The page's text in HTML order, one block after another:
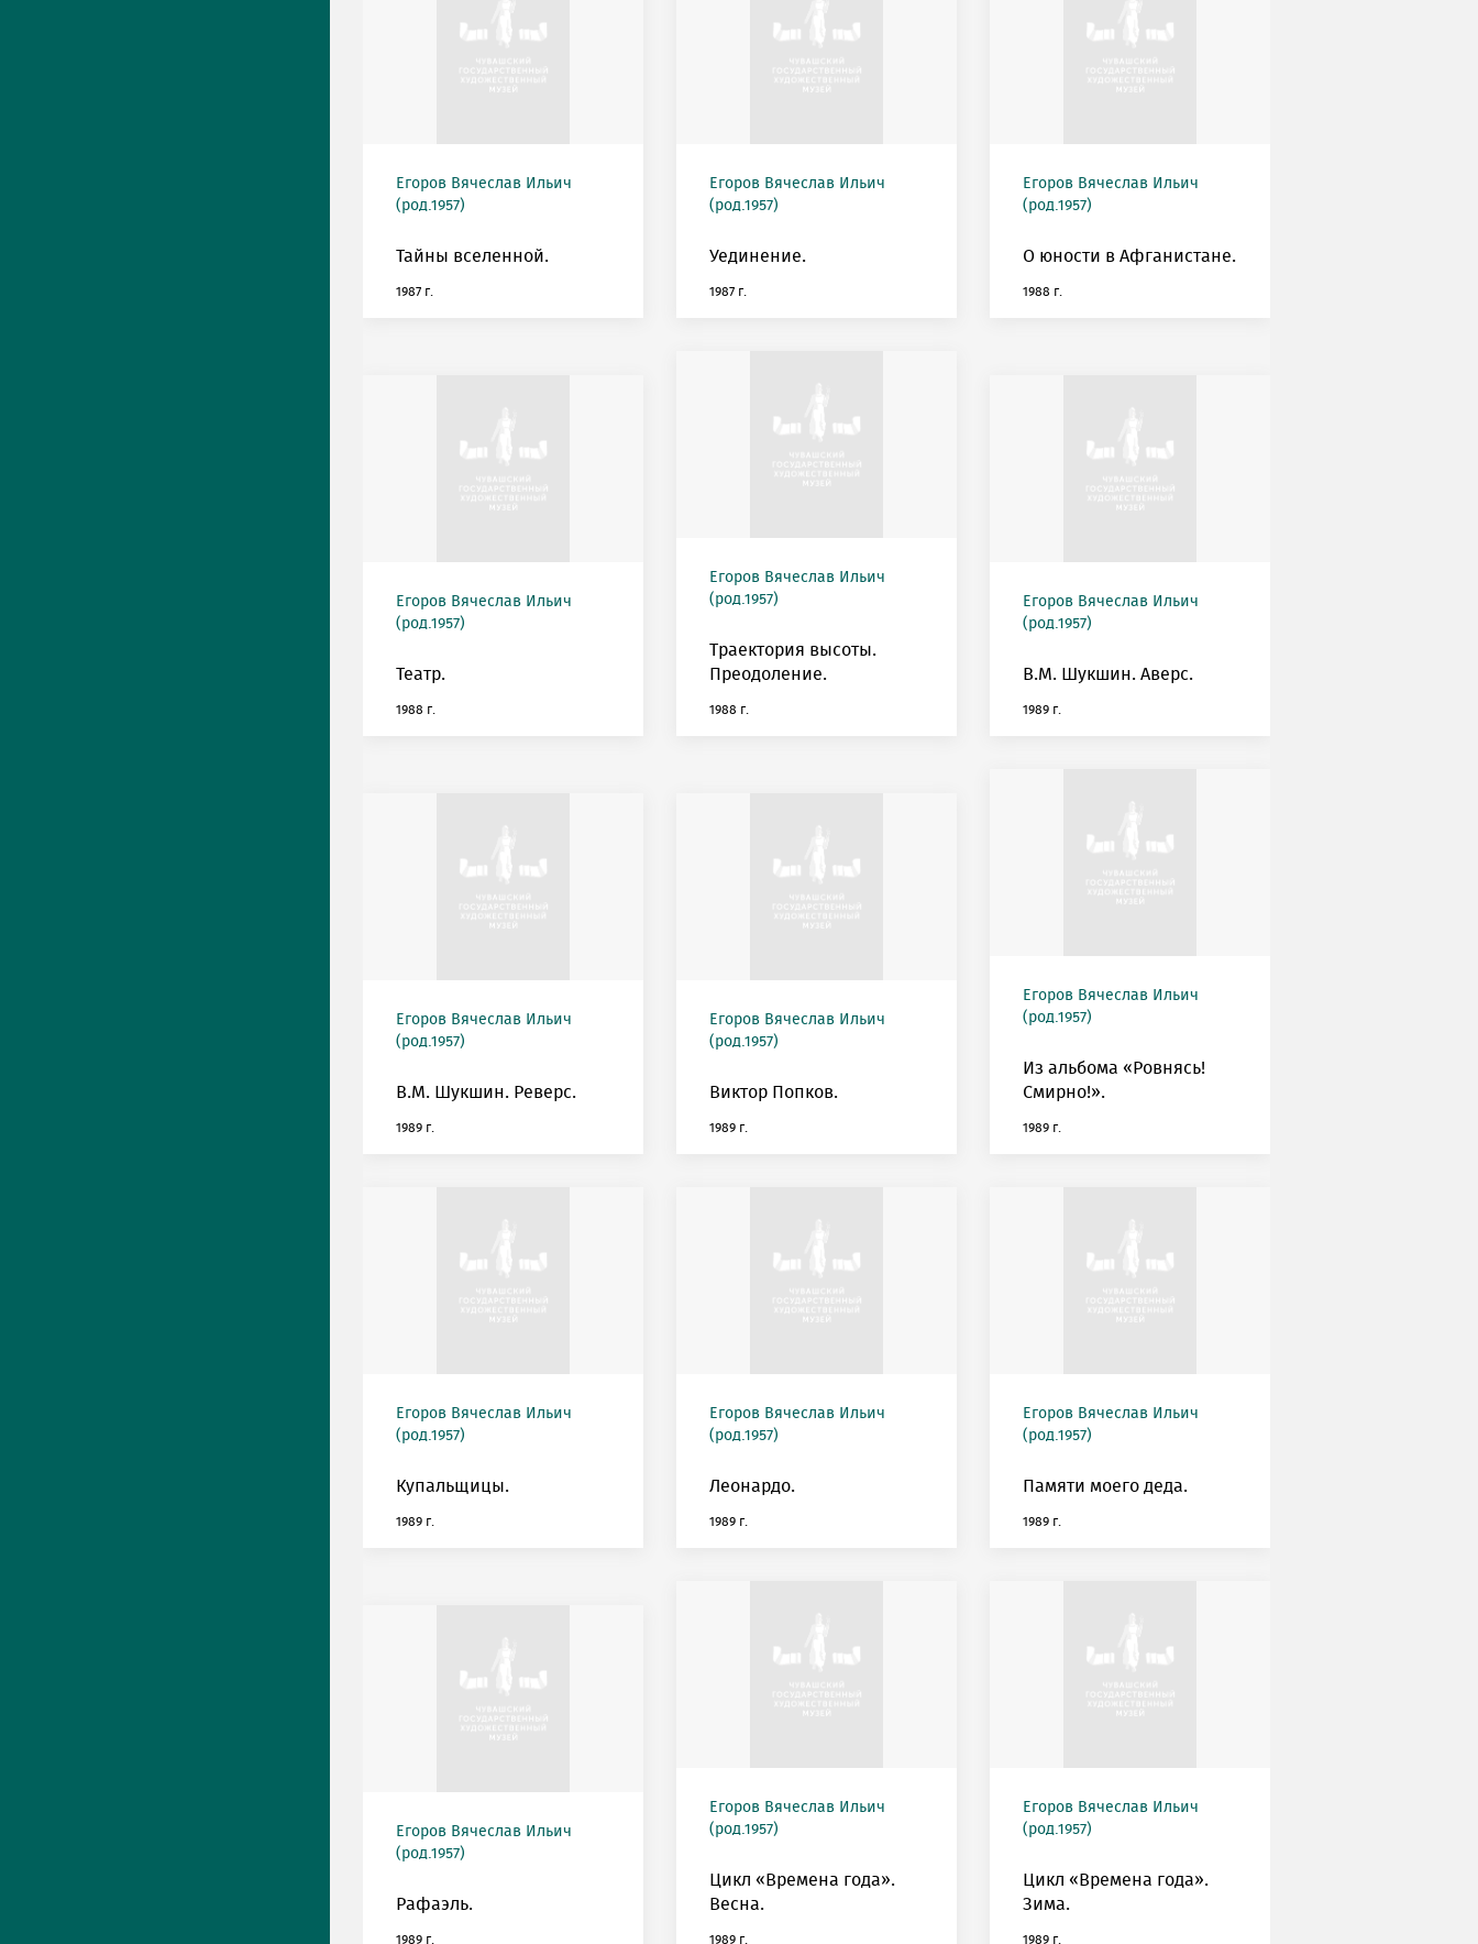
Егоров Вячеслав Ильич
(род.1957)
Тайны вселенной.
1987 г.
Егоров Вячеслав Ильич
(род.1957)
Уединение.
1987 г.
Егоров Вячеслав Ильич
(род.1957)
О юности в Афганистане.
1988 г.
Егоров Вячеслав Ильич
(род.1957)
Театр.
1988 г.
Егоров Вячеслав Ильич
(род.1957)
Траектория высоты.
Преодоление.
1988 г.
Егоров Вячеслав Ильич
(род.1957)
В.М. Шукшин. Аверс.
1989 г.
Егоров Вячеслав Ильич
(род.1957)
В.М. Шукшин. Реверс.
1989 г.
Егоров Вячеслав Ильич
(род.1957)
Виктор Попков.
1989 г.
Егоров Вячеслав Ильич
(род.1957)
Из альбома «Ровнясь!
Смирно!».
1989 г.
Егоров Вячеслав Ильич
(род.1957)
Купальщицы.
1989 г.
Егоров Вячеслав Ильич
(род.1957)
Леонардо.
1989 г.
Егоров Вячеслав Ильич
(род.1957)
Памяти моего деда.
1989 г.
Егоров Вячеслав Ильич
(род.1957)
Рафаэль.
1989 г.
Егоров Вячеслав Ильич
(род.1957)
Цикл «Времена года».
Весна.
1989 г.
Егоров Вячеслав Ильич
(род.1957)
Цикл «Времена года».
Зима.
1989 г.